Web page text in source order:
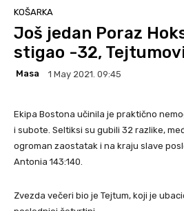
KOŠARKA
Još jedan Poraz
stigao -32,
Masa 1 May 2021. 09:45
Ekipa Bostona učinila je praktično
i subote. Seltiksi su gubili 32 razlike,
ogroman zaostatak i na kraju slave
Antonia 143:140.
Zvezda večeri bio je Tejtum, koji je